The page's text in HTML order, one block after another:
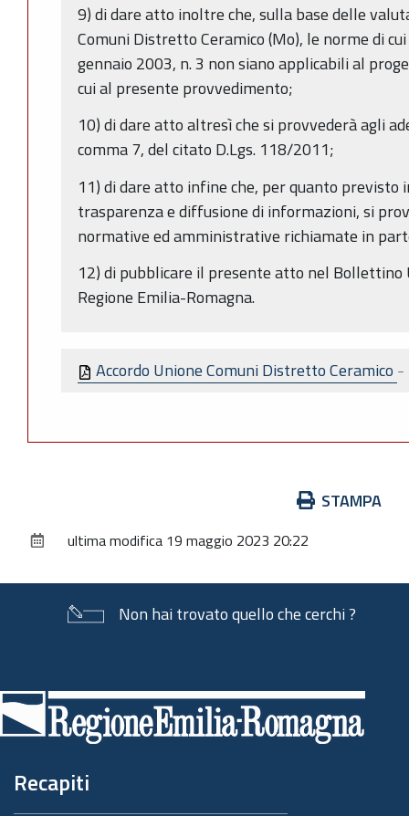
9) di dare atto inoltre che, sulla base delle
Comuni Distretto Ceramico (Mo), le norme di
gennaio 2003, n. 3 non siano applicabili al
cui al presente provvedimento;
10) di dare atto altresì che si provvederà agli
comma 7, del citato D.Lgs. 118/2011;
11) di dare atto infine che, per quanto previsto
trasparenza e diffusione di informazioni, si
normative ed amministrative richiamate in
12) di pubblicare il presente atto nel
Regione Emilia-Romagna.
Accordo Unione Comuni Distretto Ceramico -
documento
STAMPA
ultima modifica 19 maggio 2023 20:22
Non hai trovato quello che cerchi ?
di
pagina
Recapiti